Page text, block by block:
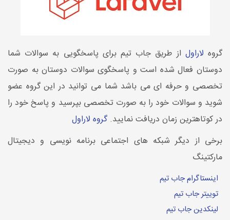
گروه لاراول از طریق جاب تیم برای پاسخگویی به سوالات شما
دوستان فعال شده است و پاسخگوی سوالات دوستان به صورت
تخصصی و حرفه ای می باشد شما می توانید در این گروه عضو
شوید و سوالات خود را به صورت تخصصی بپرسید و پاسخ خود را
در کوتاهترین زمان دریافت نمایید.گروه لاراول
برخی از دیگر شبکه های اجتماعی برنامه نویسی و دیجیتال
مارکتینگ
اینستاگرام جاب تیم
توییتر جاب تیم
لینکدین جاب تیم